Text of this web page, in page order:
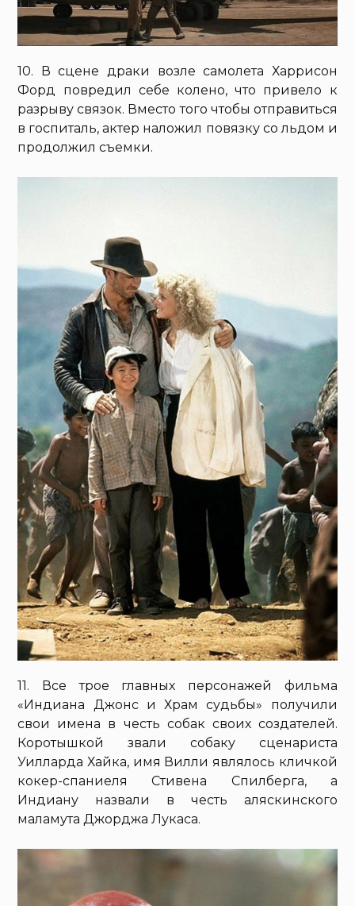
10. В сцене драки возле самолета Харрисон
Форд повредил себе колено, что привело к
разрыву связок. Вместо того чтобы отправиться
в госпиталь, актер наложил повязку со льдом и
продолжил съемки.
11. Все трое главных персонажей фильма
«Индиана Джонс и Храм судьбы» получили
свои имена в честь собак своих создателей.
Коротышкой звали собаку сценариста
Уилларда Хайка, имя Вилли являлось кличкой
кокер-спаниеля Стивена Спилберга, а
Индиану назвали в честь аляскинского
маламута Джорджа Лукаса.